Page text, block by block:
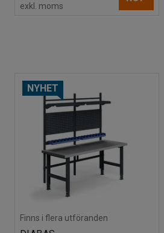
exkl. moms
NYHET
Finns i flera utföranden